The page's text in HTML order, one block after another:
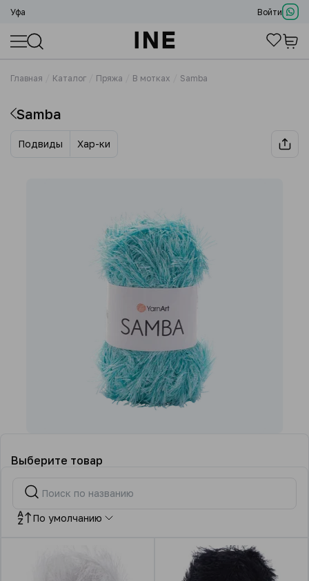
Уфа Войти
Главная Каталог Пряжа В мотках Samba
Samba
Подвиды Хар-ки
Выберите товар
По умолчанию